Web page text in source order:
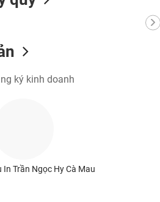
ký kinh doanh
In Trần Ngọc Hy Cà Mau